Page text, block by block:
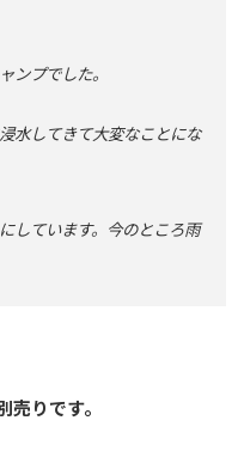
ンプでした。
水してきて大変なことにな
しています。今のところ雨
りです。